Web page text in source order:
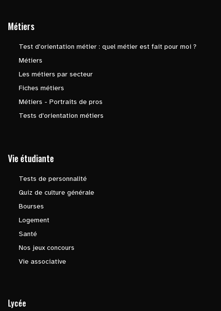
Métiers
Test d'orientation métier : quel métier est fait pour moi ?
Métiers
Les métiers par secteur
Fiches métiers
Métiers - Portraits de pros
Tests d'orientation métiers
Vie étudiante
Tests de personnalité
Quiz de culture générale
Bourses
Logement
Santé
Nos jeux concours
Vie associative
Lycée